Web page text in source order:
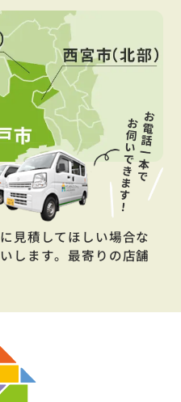
見積してほしい場合な
します。最寄りの店舗